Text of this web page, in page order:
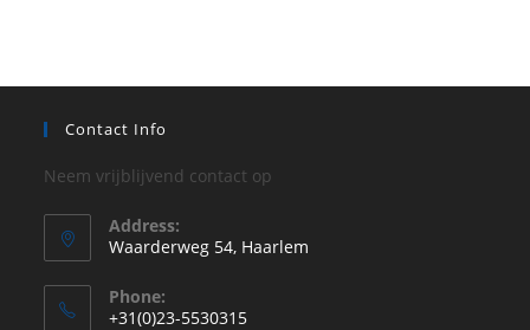
Contact Info
Neem vrijblijvend contact op
Address:
Waarderweg 54, Haarlem
Phone:
+31(0)23-5530315